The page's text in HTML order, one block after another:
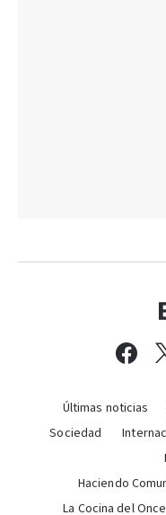
Últimas noticias
Sociedad
Haciendo
La Cocina del Once